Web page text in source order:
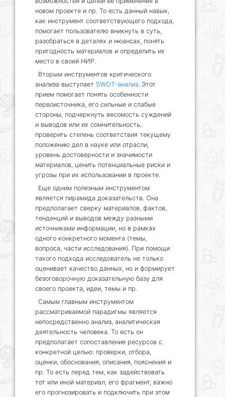
новом проекте и пр. То есть данный навык,
как инструмент соответствующего подхода,
помогает пользователю вникнуть в суть,
разобраться в деталях и нюансах, понять
пригодность материалов и определить их
место в своей НИР.
Вторым инструментов критического
анализа выступает SWOT-анализ. Этот
прием помогает понять особенности
первоисточника, его сильные и слабые
стороны, подчеркнуть весомость суждений
и выводов или их сомнительность,
проверить степень соответствия текущему
положению дел в науке или отрасли,
уровень достоверности и значимости
материалов, ценить потенциальные риски и
угрозы при их использовании в проекте.
Еще одним полезным инструментом
является пирамида доказательств. Она
предполагает сверку материалов, фактов,
тенденций и выводов между разными
источниками информации, но в рамках
одного конкретного момента (темы,
вопроса, части исследования). При помощи
такого подхода исследователь не только
оценивает качество данных, но и формирует
безоговорочную доказательную базу для
своего проекта, идеи, темы и пр.
Самым главным инструментом
рассматриваемой парадигмы является
непосредственно анализ, аналитическая
деятельность человека. То есть он
предполагает сопоставление ресурсов с
конкретной целью: проверки, отбора,
оценки, обоснования, описания, пояснения и
пр. То есть перед тем, как задействовать
тот или иной материал, его фрагмент, важно
его прогнозировать и подключить при этом